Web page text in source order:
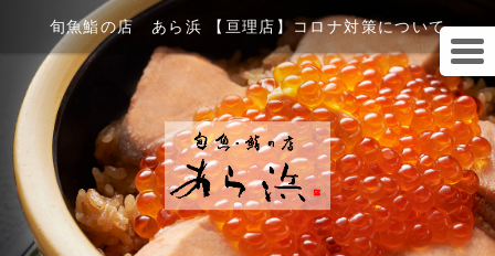
旬魚鮨の店 あら浜 【亘理店】コロナ対策について